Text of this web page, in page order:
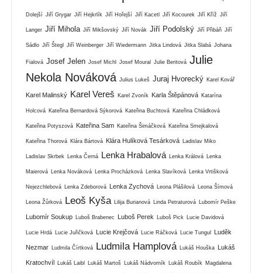
Dolejší Jiří Grygar Jiří Hejkrlík Jiří Hořejší Jiří Kacetl Jiří Kocourek Jiří Kříž Jiří
Langer Jiří Mihola Jiří Mikšovský Jiří Novák Jiří Podolský Jiří Přibáň Jiří
Sádlo Jiří Štegl Jiří Weinberger Jiří Wiedermann Jitka Lindová Jitka Slabá Johana
Fialová Josef Jelen Josef Michl Josef Moural Julie Beritová Julie
Nekola Nováková Julius Lukeš Juraj Hvorecký Karel Kovář
Karel Malinský Karel Vereš Karel Zvoník Karla Štěpánová Katarína
Holcová Kateřina Bernardová Sýkorová Kateřina Buchtová Kateřina Chládková
Kateřina Potyszová Kateřina Sam Kateřina Šimáčková Kateřina Smejkalová
Kateřina Thorová Klára Bártová Klára Hulíková Tesárková Ladislav Miko
Ladislav Skrbek Lenka Černá Lenka Hrabalová Lenka Králová Lenka
Maierová Lenka Nováková Lenka Procházková Lenka Slavíková Lenka Vrtišková
Nejezchlebová Lenka Zdeborová Lenka Zychová Leona Plášilová Leona Šímová
Leona Žůrková Leoš Kyša Lilija Burianová Linda Petraturová Lubomír Peške
Lubomír Soukup Luboš Brabenec Luboš Perek Luboš Pick Lucie Davidová
Lucie Hrdá Lucie Juřičková Lucie Krejčová Lucie Ráčková Lucie Tungul Luděk
Nezmar Ludmila Čírtková Ludmila Hamplová Lukáš Houška Lukáš
Kratochvíl Lukáš Laibl Lukáš Martoš Lukáš Nádvorník Lukáš Roubík Magdalena